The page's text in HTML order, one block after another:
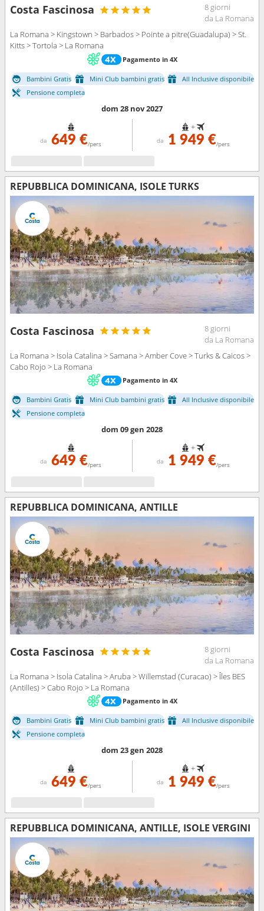
Costa Fascinosa
8 giorni
da La Romana
La Romana > Kingstown > Barbados > Pointe a pitre(Guadalupa) > St.
Kitts > Tortola > La Romana
Pagamento in 4X
Bambini Gratis Mini Club bambini gratis
All Inclusive disponibile
Pensione completa
dom 28 nov 2027
da 649 €/pers
+
da 1 949 €/pers
REPUBBLICA DOMINICANA, ISOLE TURKS
Costa Fascinosa
8 giorni
da La Romana
La Romana > Isola Catalina > Samana > Amber Cove > Turks & Caicos >
Cabo Rojo > La Romana
Pagamento in 4X
Bambini Gratis Mini Club bambini gratis
All Inclusive disponibile
Pensione completa
dom 09 gen 2028
da 649 €/pers
+
da 1 949 €/pers
REPUBBLICA DOMINICANA, ANTILLE
Costa Fascinosa
8 giorni
da La Romana
La Romana > Isola Catalina > Aruba > Willemstad (Curacao) > Îles BES
(Antilles) > Cabo Rojo > La Romana
Pagamento in 4X
Bambini Gratis Mini Club bambini gratis
All Inclusive disponibile
Pensione completa
dom 23 gen 2028
da 649 €/pers
+
da 1 949 €/pers
REPUBBLICA DOMINICANA, ANTILLE, ISOLE VERGINI